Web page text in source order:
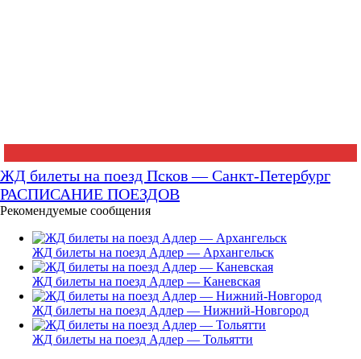
ЖД билеты на поезд Псков — Санкт-Петербург
РАСПИСАНИЕ ПОЕЗДОВ
Рекомендуемые сообщения
ЖД билеты на поезд Адлер — Архангельск
ЖД билеты на поезд Адлер — Каневская
ЖД билеты на поезд Адлер — Нижний-Новгород
ЖД билеты на поезд Адлер — Тольятти